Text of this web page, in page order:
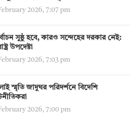
2026, 7:07 pm
সুষ্ঠু হবে, কারও সন্দেহের দরকার নেই:
উপদেষ্টা
2026, 7:03 pm
স্মৃতি জাদুঘর পরিদর্শনে বিদেশি
2026, 7:00 pm